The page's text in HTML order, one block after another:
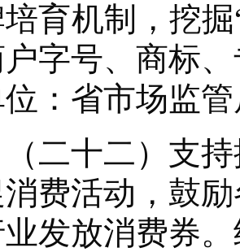
育机制，挖
字号、商标
：省市场监
十二）支持
费活动，鼓
发放消费券